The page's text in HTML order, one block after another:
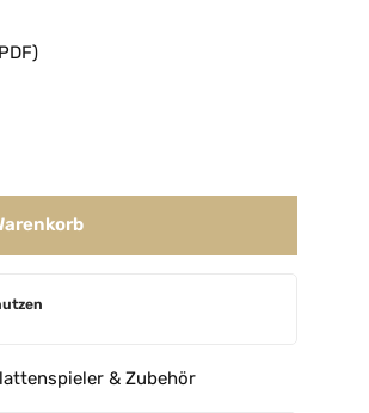
& Zubehör